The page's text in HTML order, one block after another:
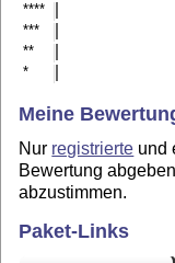
****
***
**
*
Meine
Nur registrierte und
Bewertung
abzustimmen.
Paket-Links